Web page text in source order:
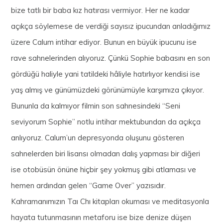
bize tatlı bir baba kız hatırası vermiyor. Her ne kadar
açıkça söylemese de verdiği sayısız ipucundan anladığımız
üzere Calum intihar ediyor. Bunun en büyük ipucunu ise
rave sahnelerinden alıyoruz. Çünkü Sophie babasını en son
gördüğü haliyle yani tatildeki hâliyle hatırlıyor kendisi ise
yaş almış ve günümüzdeki görünümüyle karşımıza çıkıyor.
Bununla da kalmıyor filmin son sahnesindeki “Seni
seviyorum Sophie” notlu intihar mektubundan da açıkça
anlıyoruz. Calum’un depresyonda oluşunu gösteren
sahnelerden biri lisansı olmadan dalış yapması bir diğeri
ise otobüsün önüne hiçbir şey yokmuş gibi atlaması ve
hemen ardından gelen “Game Over” yazısıdır.
Kahramanımızın Taı Chı kitapları okuması ve meditasyonla
hayata tutunmasının metaforu ise bize denize düşen